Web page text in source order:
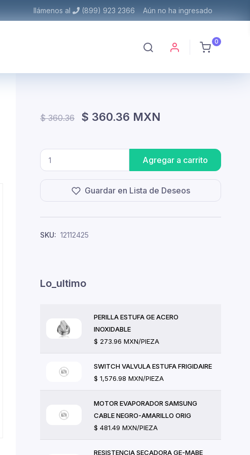
llámenos al (899) 923 2366 Aún no ha ingresado
0
$ 360.36 $ 360.36 MXN
Agregar a carrito
Guardar en Lista de Deseos
SKU: 12112425
Lo_ultimo
PERILLA ESTUFA GE ACERO
INOXIDABLE
$ 273.96 MXN/PIEZA
SWITCH VALVULA ESTUFA FRIGIDAIRE
$ 1,576.98 MXN/PIEZA
MOTOR EVAPORADOR SAMSUNG
CABLE NEGRO-AMARILLO ORIG
$ 481.49 MXN/PIEZA
RESISTENCIA SECADORA GE-MABE